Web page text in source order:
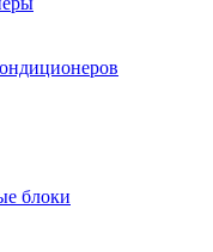
блоки